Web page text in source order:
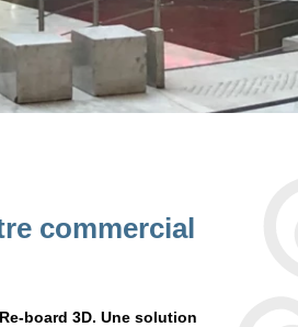
commercial
board 3D. Une solution